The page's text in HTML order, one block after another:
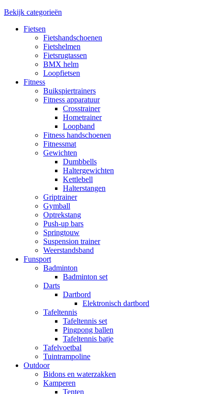
Bekijk categorieën
Fietsen
Fietshandschoenen
Fietshelmen
Fietsrugtassen
BMX helm
Loopfietsen
Fitness
Buikspiertrainers
Fitness apparatuur
Crosstrainer
Hometrainer
Loopband
Fitness handschoenen
Fitnessmat
Gewichten
Dumbbells
Haltergewichten
Kettlebell
Halterstangen
Griptrainer
Gymball
Optrekstang
Push-up bars
Springtouw
Suspension trainer
Weerstandsband
Funsport
Badminton
Badminton set
Darts
Dartbord
Elektronisch dartbord
Tafeltennis
Tafeltennis set
Pingpong ballen
Tafeltennis batje
Tafelvoetbal
Tuintrampoline
Outdoor
Bidons en waterzakken
Kamperen
Tenten